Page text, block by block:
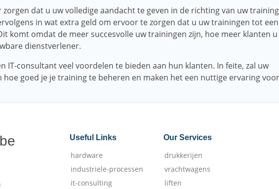
dat u uw volledige aandacht te geven in de richting van uw training
in wat extra geld om ervoor te zorgen dat u uw trainingen tot een
komt omdat de meer succesvolle uw trainingen zijn, hoe meer klanten u
dienstverlener.
IT-consultant veel voordelen te bieden aan hun klanten. In feite, zal uw
hoe goed je je training te beheren en maken het een nuttige ervaring
Useful Links
hardware
industriele-processen
it-consulting
Our Services
drukkerijen
vrachtwagens
liften